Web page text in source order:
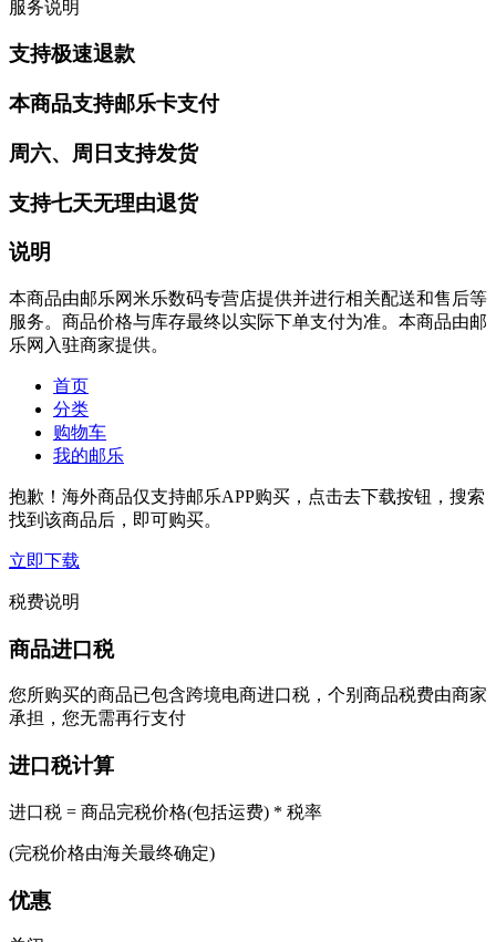
服务说明
支持极速退款
本商品支持邮乐卡支付
周六、周日支持发货
支持七天无理由退货
说明
本商品由邮乐网米乐数码专营店提供并进行相关配送和售后等
服务。商品价格与库存最终以实际下单支付为准。本商品由邮
乐网入驻商家提供。
首页
分类
购物车
我的邮乐
抱歉！海外商品仅支持邮乐APP购买，点击去下载按钮，搜索
找到该商品后，即可购买。
立即下载
税费说明
商品进口税
您所购买的商品已包含跨境电商进口税，个别商品税费由商家
承担，您无需再行支付
进口税计算
进口税 = 商品完税价格(包括运费) * 税率
(完税价格由海关最终确定)
优惠